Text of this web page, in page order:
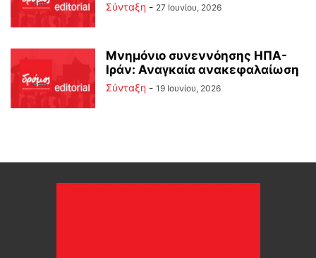
Σύνταξη - 27 Ιουνίου, 2026
Μνημόνιο συνεννόησης ΗΠΑ-
Ιράν: Αναγκαία ανακεφαλαίωση
Σύνταξη - 19 Ιουνίου, 2026